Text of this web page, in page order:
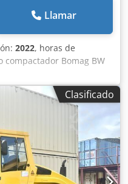
Llamar
2022, horas de
compactador Bomag BW
Euro 5 Crodpfsyr U Tnox
Deutz de 95 kW * Aire
26IND * ¡COMO NUEVO!
Clasificado